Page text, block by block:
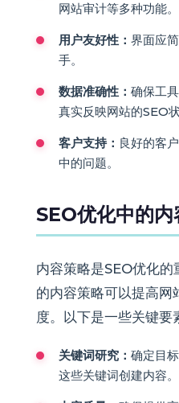
网站审计等多种功能。
用户友好性： 界面应
手。
数据准确性： 确保工
真实反映网站的SEO状
客户支持： 良好的客
中的问题。
SEO优化中的内
内容策略是SEO优化
的内容策略可以提高网
度。以下是一些关键要
关键词研究： 确定目
这些关键词创建内容。